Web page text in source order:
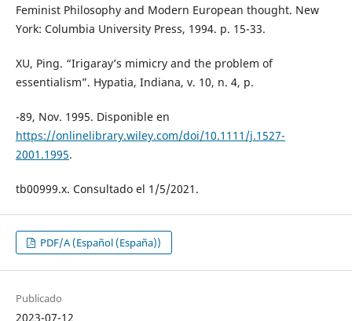
Feminist Philosophy and Modern European thought. New
York: Columbia University Press, 1994. p. 15-33.
XU, Ping. “Irigaray’s mimicry and the problem of
essentialism”. Hypatia, Indiana, v. 10, n. 4, p.
-89, Nov. 1995. Disponible en
https://onlinelibrary.wiley.com/doi/10.1111/j.1527-
2001.1995.
tb00999.x. Consultado el 1/5/2021.
PDF/A (Español (España))
Publicado
2023-07-12